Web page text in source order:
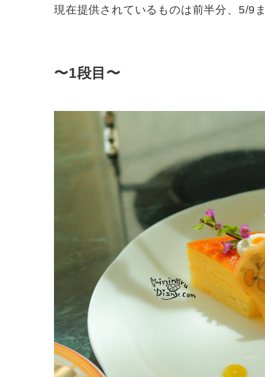
現在提供されているものは前半分、5/9
〜1段目〜